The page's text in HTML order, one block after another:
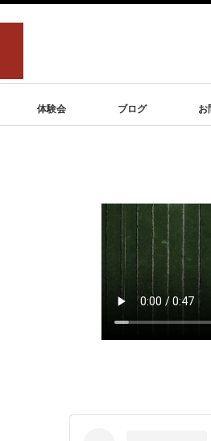
体験会 ブログ お